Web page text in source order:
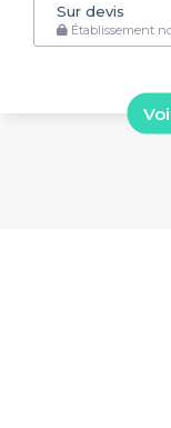
Sur devis
Établissement